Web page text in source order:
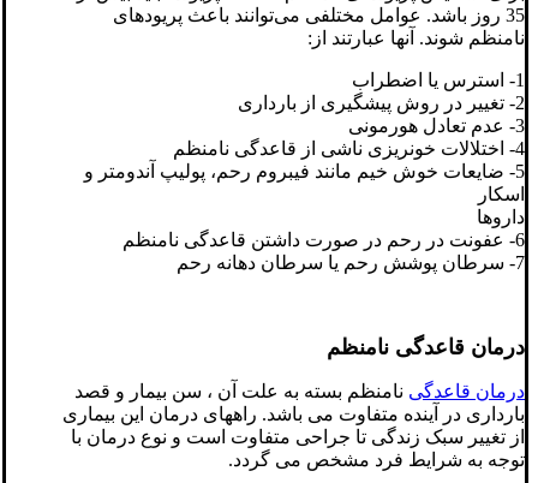
35 روز باشد. عوامل مختلفی می‌توانند باعث پریودهای
نامنظم شوند. آنها عبارتند از:
1- استرس یا اضطراب
2- تغییر در روش پیشگیری از بارداری
3- عدم تعادل هورمونی
4- اختلالات خونریزی ناشی از قاعدگی نامنظم
5- ضایعات خوش خیم مانند فیبروم رحم، پولیپ آندومتر و
اسکار
داروها
6- عفونت در رحم در صورت داشتن قاعدگی نامنظم
7- سرطان پوشش رحم یا سرطان دهانه رحم
درمان قاعدگی نامنظم
درمان قاعدگی نامنظم بسته به علت آن ، سن بیمار و قصد
بارداری در آینده متفاوت می باشد. راههای درمان این بیماری
از تغییر سبک زندگی تا جراحی متفاوت است و نوع درمان با
توجه به شرایط فرد مشخص می گردد.